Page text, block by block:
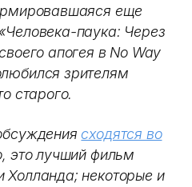
еще
паука: Через
апогея в No Way
зрителям
старого.
сходятся во
это лучший фильм
некоторые и